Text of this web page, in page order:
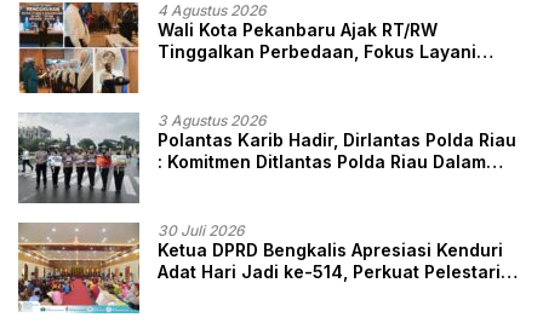
4 Agustus 2026
Wali Kota Pekanbaru Ajak RT/RW
Tinggalkan Perbedaan, Fokus Layani
3 Agustus 2026
Polantas Karib Hadir, Dirlantas Polda Riau
: Komitmen Ditlantas Polda Riau Dalam
30 Juli 2026
Ketua DPRD Bengkalis Apresiasi Kenduri
Adat Hari Jadi ke-514, Perkuat Pelestarian